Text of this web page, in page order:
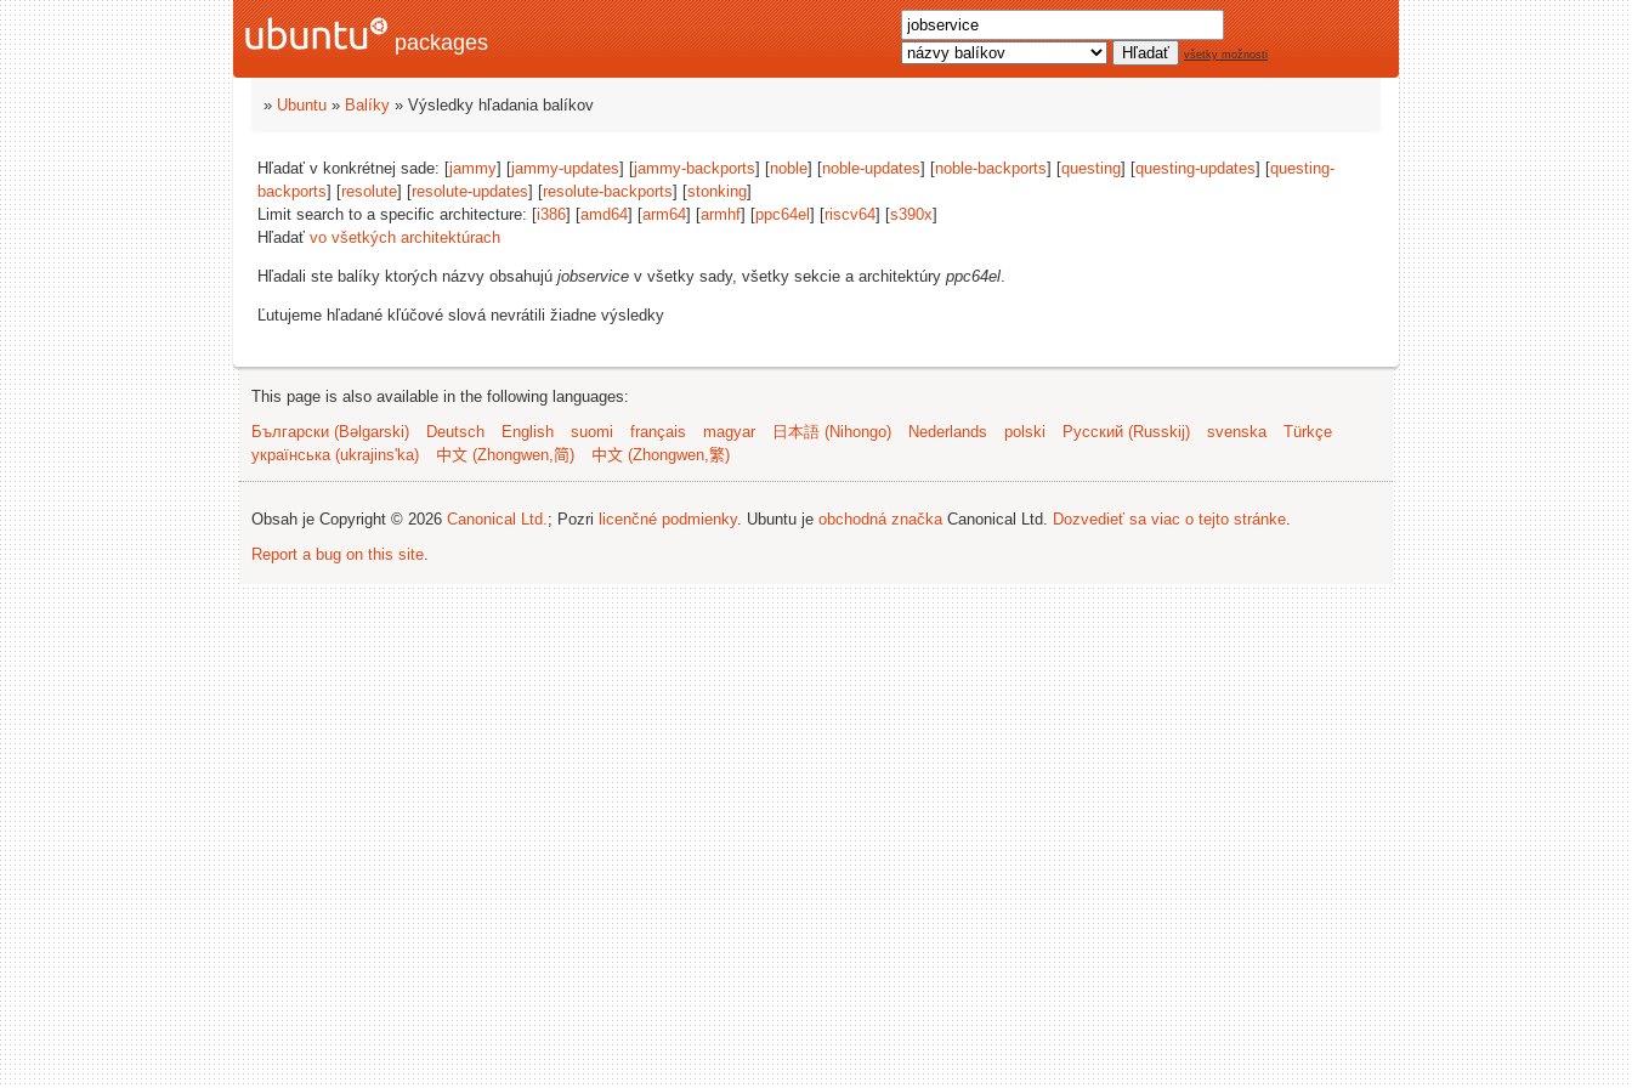
packages všetky možnosti
» Ubuntu » Balíky » Výsledky hľadania balíkov
Hľadať v konkrétnej sade: [jammy] [jammy-updates] [jammy-backports] [noble] [noble-updates] [noble-backports] [questing] [questing-updates] [questing-
backports] [resolute] [resolute-updates] [resolute-backports] [stonking]
Limit search to a specific architecture: [i386] [amd64] [arm64] [armhf] [ppc64el ] [riscv64] [s390x]
Hľadať vo všetkých architektúrach
Hľadali ste balíky ktorých názvy obsahujú jobservice v všetky sady, všetky sekcie a architektúry ppc64el.
Ľutujeme hľadané kľúčové slová nevrátili žiadne výsledky
This page is also available in the following languages:
Български (Bəlgarski)
Deutsch English suomi français magyar 日本語 (Nihongo) Nederlands polski Русский (Russkij) svenska
Türkçe
українська (ukrajins'ka)
中文 (Zhongwen,简) 中文 (Zhongwen,繁)
Obsah je Copyright © 2026 Canonical Ltd.; Pozri licenčné podmienky. Ubuntu je obchodná značkaCanonical Ltd. Dozvedieť sa viac o tejto stránke.
Report a bug on this site.